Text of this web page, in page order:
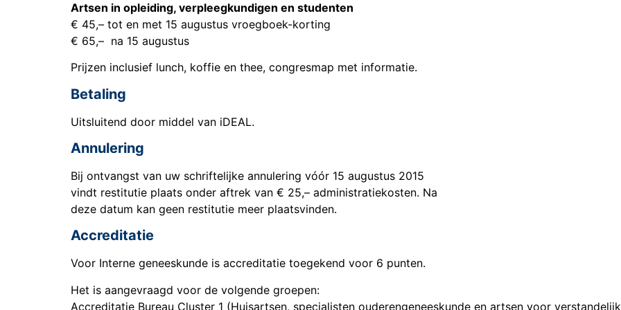
Artsen in opleiding, verpleegkundigen en studenten
€ 45,– tot en met 15 augustus vroegboek-korting
€ 65,– na 15 augustus
Prijzen inclusief lunch, koffie en thee, congresmap met informatie.
Betaling
Uitsluitend door middel van iDEAL.
Annulering
Bij ontvangst van uw schriftelijke annulering vóór 15 augustus 2015
vindt restitutie plaats onder aftrek van € 25,– administratiekosten. Na
deze datum kan geen restitutie meer plaatsvinden.
Accreditatie
Voor Interne geneeskunde is accreditatie toegekend voor 6 punten.
Het is aangevraagd voor de volgende groepen:
Accreditatie Bureau Cluster 1 (Huisartsen, specialisten ouderengeneeskunde en artsen voor